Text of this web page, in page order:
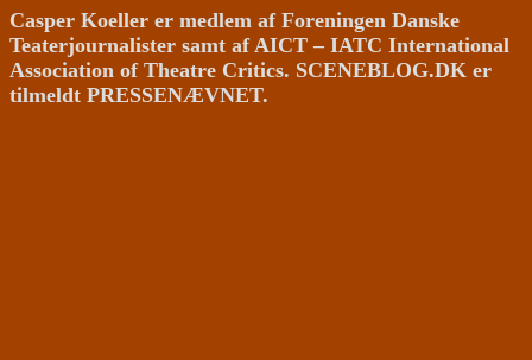
Casper Koeller er medlem af Foreningen Danske
Teaterjournalister samt af AICT – IATC International
Association of Theatre Critics. SCENEBLOG.DK er
tilmeldt PRESSENÆVNET.